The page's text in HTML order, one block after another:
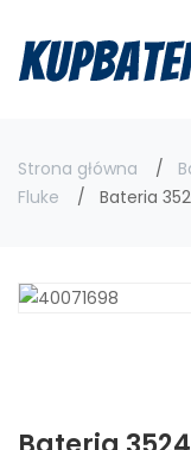
Strona główna
Fluke
Bateria